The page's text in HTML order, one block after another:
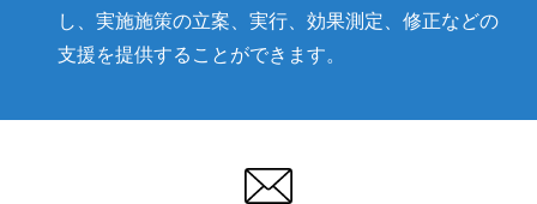
し、実施施策の立案、実行、効果測定、修正などの
支援を提供することができます。